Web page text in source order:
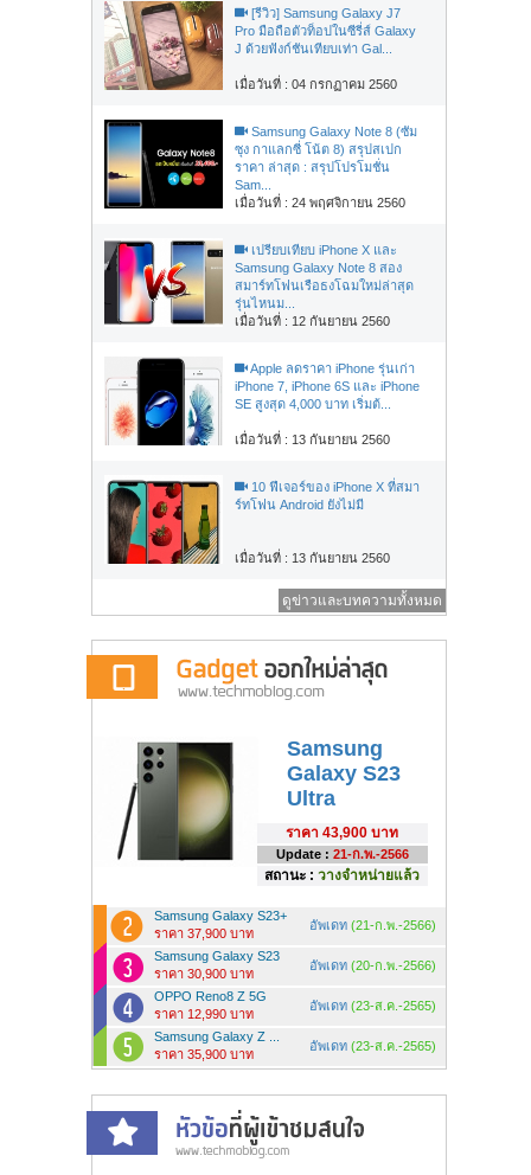
[รีวิว] Samsung Galaxy J7
Pro มือถือตัวท็อปในซีรี่ส์ Galaxy
J ด้วยฟังก์ชันเทียบเท่า Gal...
เมื่อวันที่ : 04 กรกฏาคม 2560
Samsung Galaxy Note 8 (ซัม
ซุง กาแลกซี่ โน้ต 8) สรุปสเปก
ราคา ล่าสุด : สรุปโปรโมชั่น
Sam...
เมื่อวันที่ : 24 พฤศจิกายน 2560
เปรียบเทียบ iPhone X และ
Samsung Galaxy Note 8 สอง
สมาร์ทโฟนเรือธงโฉมใหม่ล่าสุด
รุ่นไหนม...
เมื่อวันที่ : 12 กันยายน 2560
Apple ลดราคา iPhone รุ่นเก่า
iPhone 7, iPhone 6S และ iPhone
SE สูงสุด 4,000 บาท เริ่มต้...
เมื่อวันที่ : 13 กันยายน 2560
10 ฟีเจอร์ของ iPhone X ที่สมา
ร์ทโฟน Android ยังไม่มี
เมื่อวันที่ : 13 กันยายน 2560
ดูข่าวและบทความทั้งหมด
Samsung
Galaxy S23
Ultra
ราคา 43,900 บาท
Update : 21-ก.พ.-2566
สถานะ : วางจำหน่ายแล้ว
Samsung Galaxy S23+
ราคา 37,900 บาท
อัพเดท (21-ก.พ.-2566)
Samsung Galaxy S23
ราคา 30,900 บาท
อัพเดท (20-ก.พ.-2566)
OPPO Reno8 Z 5G
ราคา 12,990 บาท
อัพเดท (23-ส.ค.-2565)
Samsung Galaxy Z ...
ราคา 35,900 บาท
อัพเดท (23-ส.ค.-2565)